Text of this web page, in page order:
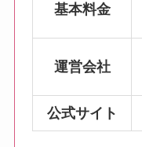
基本料金
運営会社
公式サイト